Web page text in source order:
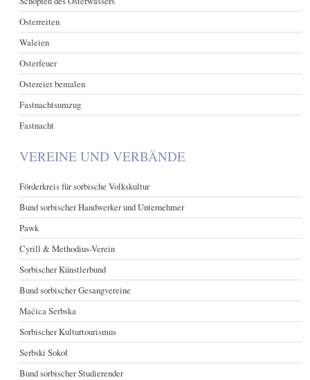
Osterreiten
Waleien
Osterfeuer
Ostereier bemalen
Fastnachtsumzug
Fastnacht
VEREINE UND VERBÄNDE
Förderkreis für sorbische Volkskultur
Bund sorbischer Handwerker und Unternehmer
Pawk
Cyrill & Methodius-Verein
Sorbischer Künstlerbund
Bund sorbischer Gesangvereine
Maćica Serbska
Sorbischer Kulturtourismus
Serbski Sokoł
Bund sorbischer Studierender